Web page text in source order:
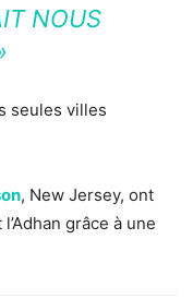
NOUS
seules villes
, New Jersey, ont
grâce à une